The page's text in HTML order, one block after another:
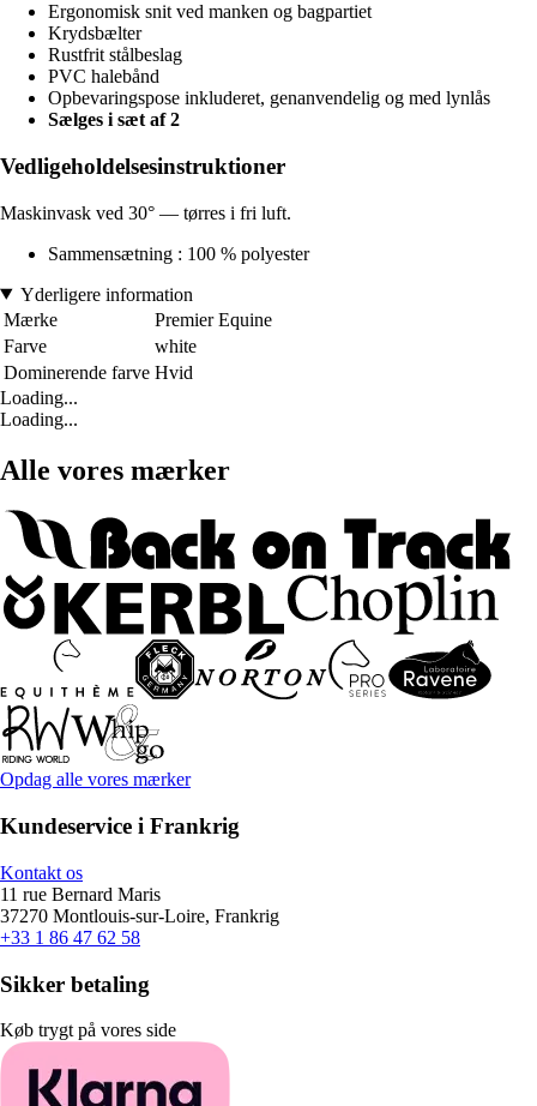
Ergonomisk snit ved manken og bagpartiet
Krydsbælter
Rustfrit stålbeslag
PVC halebånd
Opbevaringspose inkluderet, genanvendelig og med lynlås
Sælges i sæt af 2
Vedligeholdelsesinstruktioner
Maskinvask ved 30° — tørres i fri luft.
Sammensætning : 100 % polyester
Yderligere information
Mærke
Premier Equine
Farve
white
Dominerende farve Hvid
Loading...
Loading...
Alle vores mærker
Opdag alle vores mærker
Kundeservice i Frankrig
Kontakt os
11 rue Bernard Maris
37270 Montlouis-sur-Loire, Frankrig
+33 1 86 47 62 58
Sikker betaling
Køb trygt på vores side